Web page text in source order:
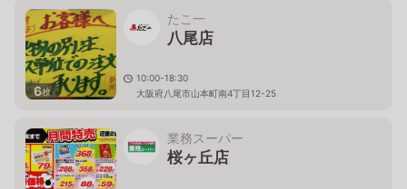
6枚
たこ一
八尾店
10:00-18:30
大阪府八尾市山本町南4丁目12-25
業務スーパー
桜ヶ丘店